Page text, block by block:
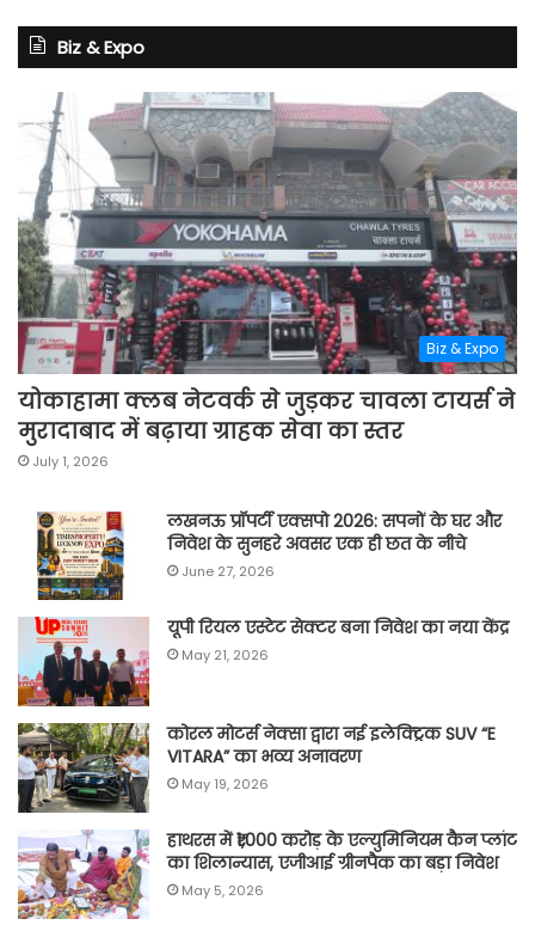
Biz & Expo
Biz & Expo
योकाहामा क्लब नेटवर्क से जुड़कर चावला टायर्स ने
मुरादाबाद में बढ़ाया ग्राहक सेवा का स्तर
July 1, 2026
लखनऊ प्रॉपर्टी एक्सपो 2026: सपनों के घर और
निवेश के सुनहरे अवसर एक ही छत के नीचे
June 27, 2026
यूपी रियल एस्टेट सेक्टर बना निवेश का नया केंद्र
May 21, 2026
कोरल मोटर्स नेक्सा द्वारा नई इलेक्ट्रिक SUV “E
VITARA” का भव्य अनावरण
May 19, 2026
हाथरस में ₹1,000 करोड़ के एल्युमिनियम कैन प्लांट
का शिलान्यास, एजीआई ग्रीनपैक का बड़ा निवेश
May 5, 2026